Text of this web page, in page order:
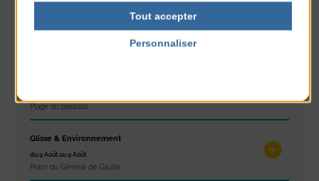
Plage du passous
Glisse & Environnement
du 9 Août au 9 Août
Place du Général de Gaulle
Tout accepter
Personnaliser